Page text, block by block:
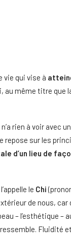
vie qui vise à
au même titre
rien à voir
repose sur les
d’un lieu de
le Chi
de nous,
– l’esthétique –
Fluidité